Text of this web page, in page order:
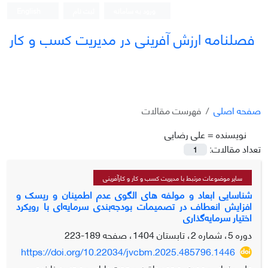
فصلنامه ارزش آفرینی در مدیریت کسب و کار
صفحه اصلی
فهرست مقالات
نویسنده =علی رضایی
تعداد مقالات:
1
سایر موضوعات مرتبط با مدیریت کسب و کار و کارآفرینی
شناسایی ابعاد و مولفه های الگوی عدم اطمینان و ریسک و
افزایش انعطاف در تصمیمات بودجه‌بندی سرمایه‌ای با رویکرد
اختیار سرمایه‌گذاری
دوره 5، شماره 2، تابستان 1404، صفحه
189-223
https://doi.org/10.22034/jvcbm.2025.485796.1446